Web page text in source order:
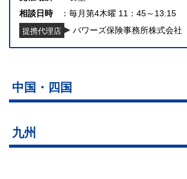
相談日時
毎月第4木曜 11：45～13:15
提携代理店 パワーズ保険事務所株式会社
中国・四国
九州